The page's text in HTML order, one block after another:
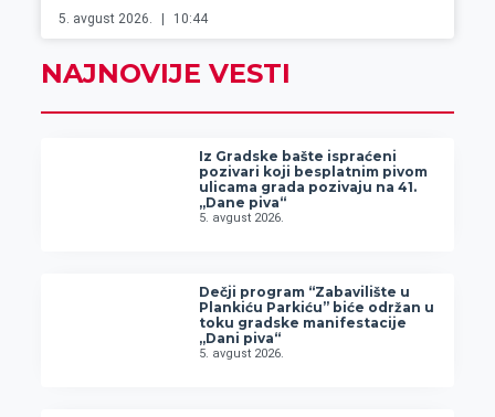
5. avgust 2026. 10:44
NAJNOVIJE VESTI
Iz Gradske bašte ispraćeni
pozivari koji besplatnim pivom
ulicama grada pozivaju na 41.
„Dane piva“
5. avgust 2026.
Dečji program “Zabavilište u
Plankiću Parkiću” biće održan u
toku gradske manifestacije
„Dani piva“
5. avgust 2026.